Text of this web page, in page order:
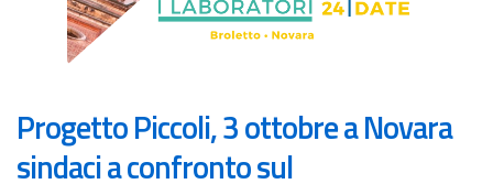
Progetto Piccoli, 3 ottobre a Novara
sindaci a confronto sul